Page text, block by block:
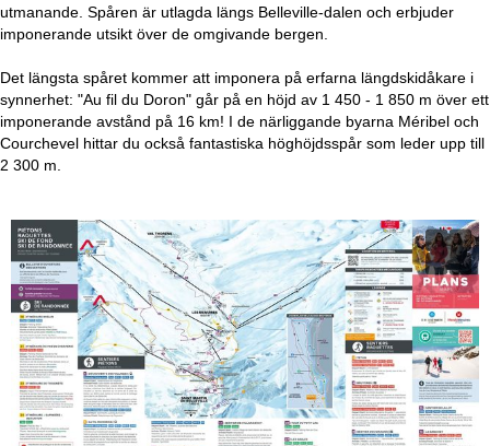
utmanande. Spåren är utlagda längs Belleville-dalen och erbjuder
imponerande utsikt över de omgivande bergen.
Det längsta spåret kommer att imponera på erfarna längdskidåkare i
synnerhet: "Au fil du Doron" går på en höjd av 1 450 - 1 850 m över ett
imponerande avstånd på 16 km! I de närliggande byarna Méribel och
Courchevel hittar du också fantastiska höghöjdsspår som leder upp till
2 300 m.